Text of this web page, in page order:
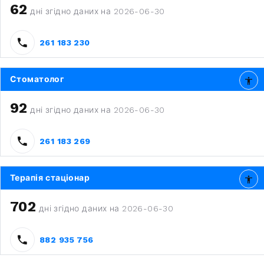
62 дні згідно даних на 2026-06-30
261 183 230
Стоматолог
92 дні згідно даних на 2026-06-30
261 183 269
Терапія стаціонар
702 дні згідно даних на 2026-06-30
882 935 756